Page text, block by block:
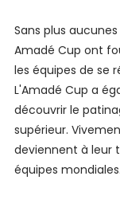
Sans plus
Amadé Cup ont
les équipes de se
L'Amadé Cup a
découvrir le
supérieur.
deviennent à leur
équipes mondiales.